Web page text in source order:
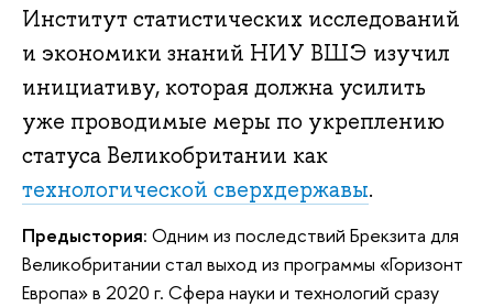
Институт статистических исследований
и экономики знаний НИУ ВШЭ изучил
инициативу, которая должна усилить
уже проводимые меры по укреплению
статуса Великобритании как
технологической сверхдержавы.
Предыстория: Одним из последствий Брекзита для
Великобритании стал выход из программы «Горизонт
Европа» в 2020 г. Cфера науки и технологий сразу